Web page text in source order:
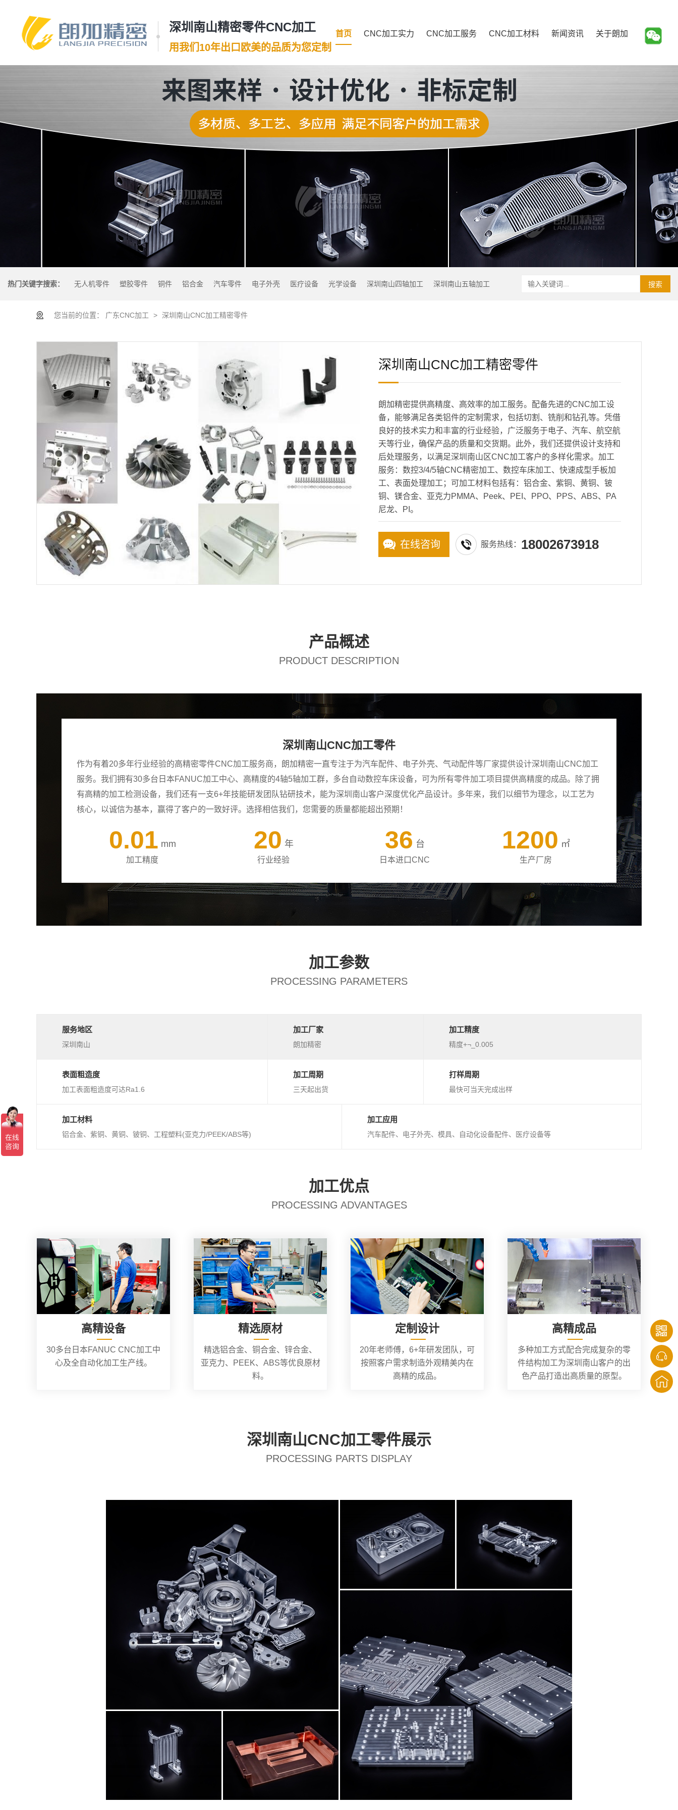
深圳南山精密零件CNC加工
用我们10年出口欧美的品质为您定制
首页 CNC加工实力 CNC加工服务 CNC加工材料 新闻资讯 关于朗加
热门关键字搜索： 无人机零件 塑胶零件 铜件 铝合金 汽车零件 电子外壳 医疗设备 光学设备 深圳南山四轴加工 深圳南山五轴加工 搜索
您当前的位置： 广东CNC加工 > 深圳南山CNC加工精密零件
深圳南山CNC加工精密零件
朗加精密提供高精度、高效率的加工服务。配备先进的CNC加工设
备，能够满足各类铝件的定制需求，包括切割、铣削和钻孔等。凭借
良好的技术实力和丰富的行业经验，广泛服务于电子、汽车、航空航
天等行业，确保产品的质量和交货期。此外，我们还提供设计支持和
后处理服务，以满足深圳南山区CNC加工客户的多样化需求。加工
服务：数控3/4/5轴CNC精密加工、数控车床加工、快速成型手板加
工、表面处理加工；可加工材料包括有：铝合金、紫铜、黄铜、铍
铜、镁合金、亚克力PMMA、Peek、PEI、PPO、PPS、ABS、PA
尼龙、PI。
在线咨询 服务热线： 18002673918
产品概述
PRODUCT DESCRIPTION
深圳南山CNC加工零件
作为有着20多年行业经验的高精密零件CNC加工服务商，朗加精密一直专注于为汽车配件、电子外壳、气动配件等厂家提供设计深圳南山CNC加工
服务。我们拥有30多台日本FANUC加工中心、高精度的4轴5轴加工群，多台自动数控车床设备，可为所有零件加工项目提供高精度的成品。除了拥
有高精的加工检测设备，我们还有一支6+年技能研发团队钻研技术，能为深圳南山客户深度优化产品设计。多年来，我们以细节为理念，以工艺为
核心，以诚信为基本，赢得了客户的一致好评。选择相信我们，您需要的质量都能超出预期！
0.01 mm
加工精度
20 年
行业经验
36 台
日本进口CNC
1200 ㎡
生产厂房
加工参数
PROCESSING PARAMETERS
服务地区
深圳南山
加工厂家
朗加精密
加工精度
精度+¬_0.005
表面粗造度
加工表面粗造度可达Ra1.6
加工周期
三天起出货
打样周期
最快可当天完成出样
加工材料
铝合金、紫铜、黄铜、铍铜、工程塑料(亚克力/PEEK/ABS等)
加工应用
汽车配件、电子外壳、模具、自动化设备配件、医疗设备等
加工优点
PROCESSING ADVANTAGES
高精设备
30多台日本FANUC CNC加工中
心及全自动化加工生产线。
精选原材
精选铝合金、铜合金、锌合金、
亚克力、PEEK、ABS等优良原材
料。
定制设计
20年老师傅，6+年研发团队，可
按照客户需求制造外观精美内在
高精的成品。
高精成品
多种加工方式配合完成复杂的零
件结构加工为深圳南山客户的出
色产品打造出高质量的原型。
深圳南山CNC加工零件展示
PROCESSING PARTS DISPLAY